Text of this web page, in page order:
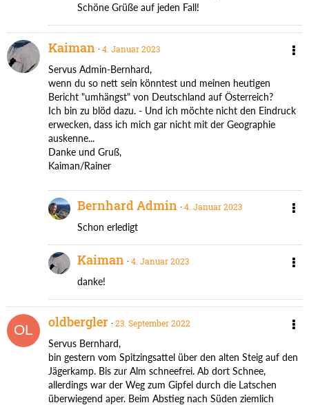
Schöne Grüße auf jeden Fall!
Kaiman 4. Januar 2023
Servus Admin-Bernhard,
wenn du so nett sein könntest und meinen heutigen
Bericht "umhängst" von Deutschland auf Österreich?
Ich bin zu blöd dazu. - Und ich möchte nicht den Eindruck
erwecken, dass ich mich gar nicht mit der Geographie
auskenne...
Danke und Gruß,
Kaiman/Rainer
Bernhard Admin 4. Januar 2023
Schon erledigt
Kaiman 4. Januar 2023
danke!
oldbergler 23. September 2022
Servus Bernhard,
bin gestern vom Spitzingsattel über den alten Steig auf den
Jägerkamp. Bis zur Alm schneefrei. Ab dort Schnee,
allerdings war der Weg zum Gipfel durch die Latschen
überwiegend aper. Beim Abstieg nach Süden ziemlich